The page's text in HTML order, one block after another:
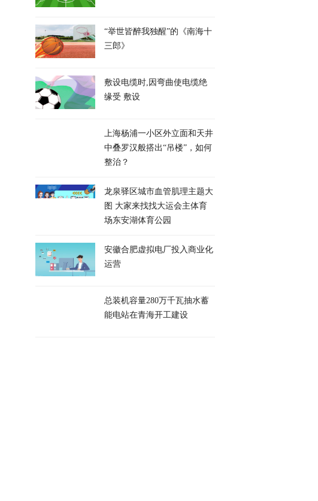
“举世皆醉我独醒”的《南海十
三郎》
敷设电缆时,因弯曲使电缆绝
缘受 敷设
上海杨浦一小区外立面和天井
中叠罗汉般搭出“吊楼”，如何
整治？
龙泉驿区城市血管肌理主题大
图 大家来找找大运会主体育
场东安湖体育公园
安徽合肥虚拟电厂投入商业化
运营
总装机容量280万千瓦抽水蓄
能电站在青海开工建设